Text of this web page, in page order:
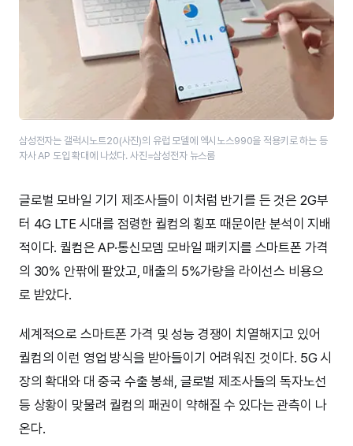
삼성전자는 갤럭시노트20(사진)의 유럽 모델에 엑시노스990을 적용키로 하는 등
자사 AP 도입 확대에 나섰다. 사진=삼성전자 뉴스룸
글로벌 모바일 기기 제조사들이 이처럼 반기를 든 것은 2G부
터 4G LTE 시대를 점령한 퀄컴의 횡포 때문이란 분석이 지배
적이다. 퀄컴은 AP·통신모뎀 모바일 패키지를 스마트폰 가격
의 30% 안팎에 팔았고, 매출의 5%가량을 라이선스 비용으
로 받았다.
세계적으로 스마트폰 가격 및 성능 경쟁이 치열해지고 있어
퀄컴의 이런 영업 방식을 받아들이기 어려워진 것이다. 5G 시
장의 확대와 대 중국 수출 봉쇄, 글로벌 제조사들의 독자노선
등 상황이 맞물려 퀄컴의 패권이 약해질 수 있다는 관측이 나
온다.